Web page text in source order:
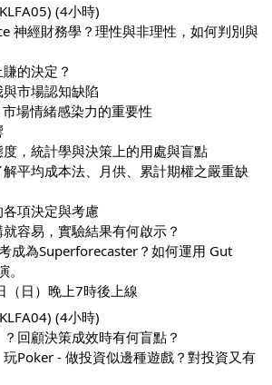
(4小時)
神經財務學？理性與非理性，如何判別與
的決定？
市場認知缺陷
場情緒感染力的重要性
，統計學與決策上的用處與盲點
平均成本法、月供、累計期權之嚴重缺
項決定與考慮
容易，實驗結果有何啟示？
成為Superforecaster？如何運用 Gut
（日）晚上7時後上線
(4小時)
回顧決策成效時有何盲點？
Poker - 做投資似邊種遊戲？對投資又有